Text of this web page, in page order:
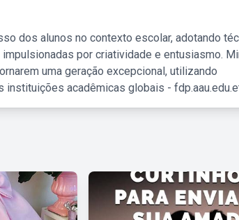
dos alunos no contexto escolar, adotando
por criatividade e entusiasmo.
uma geração excepcional, utilizando
acadêmicas globais -